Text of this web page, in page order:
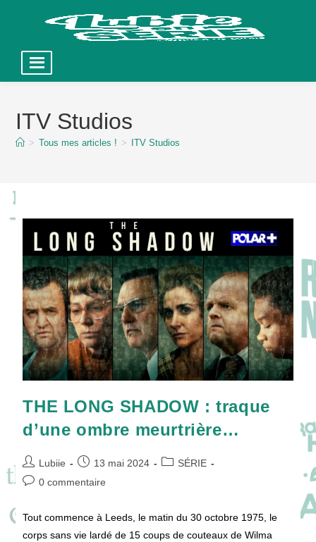
ITV Studios
> Tous mes articles ! > ITV Studios
THE LONG SHADOW : traque
d’une ombre meurtrière…
Auteur/autrice
de
Lubiie
Publication
publiée :
13 mai 2024
PostSÉRIE
Commentaires
0 commentaire
Tout commence à Leeds, le matin du 30 octobre 1975, le
corps sans vie lardé de 15 coups de couteaux de Wilma